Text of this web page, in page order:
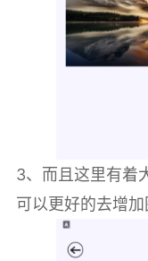
3、而且这里有着
可以更好的去增